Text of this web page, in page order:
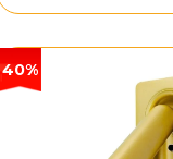
40%